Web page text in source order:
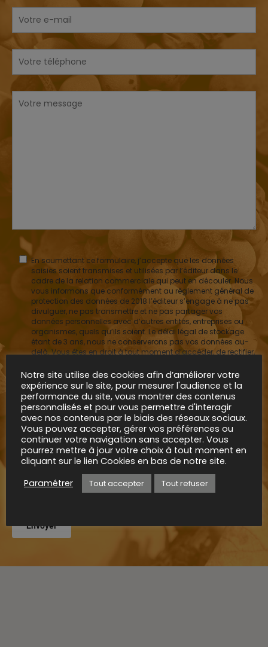
En soumettant ce formulaire, j’accepte que les données
saisies soient transmises et utilisées par l’éditeur dans le
cadre de la relation commerciale qui peut en découler. Nous
vous informons que conformément au règlement général de
protection des données de 2018 l’éditeur s’engage à ne pas
divulguer, ne pas transmettre et ne pas partager vos
données personnelles avec d’autres entités, entreprises ou
organismes, quels qu’ils soient. Le délai légal de stockage
étant de 3 ans, nous ne conserverons pas vos données au-
delà. Vous êtes en droit à tout moment d’accéder, de rectifier,
quelconque traitement de celles-ci. Vous êtes également en
droit de retirer votre consentement et d’introduire une
réclamation auprès de la cnil. Pour toutes demandes
complémentaires, vous pouvez nous contacter au numéro
de téléphone précisé dans les mentions légales.
Notre site utilise des cookies afin d’améliorer votre
expérience sur le site, pour mesurer l'audience et la
performance du site, vous montrer des contenus
personnalisés et pour vous permettre d'interagir
avec nos contenus par le biais des réseaux sociaux.
Vous pouvez accepter, gérer vos préférences ou
continuer votre navigation sans accepter. Vous
pourrez mettre à jour votre choix à tout moment en
cliquant sur le lien Cookies en bas de notre site.
Paramétrer
Tout accepter Tout refuser